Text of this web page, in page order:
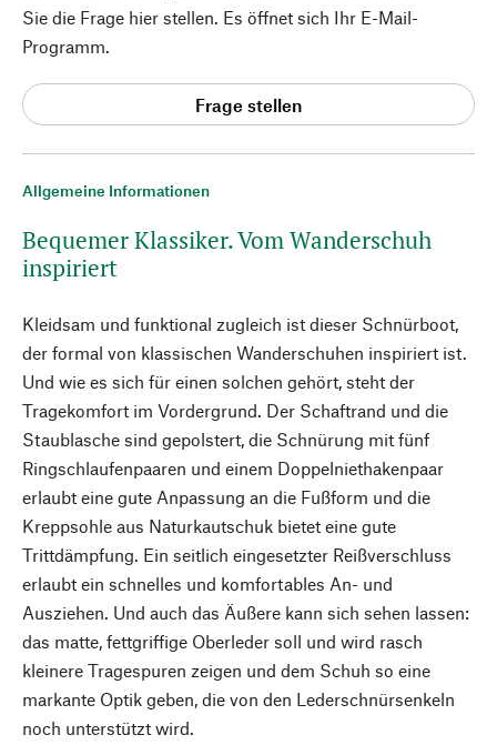
Allgemeine Informationen
Bequemer Klassiker. Vom Wanderschuh
inspiriert
Kleidsam und funktional zugleich ist dieser Schnürboot,
der formal von klassischen Wanderschuhen inspiriert ist.
Und wie es sich für einen solchen gehört, steht der
Tragekomfort im Vordergrund. Der Schaftrand und die
Staublasche sind gepolstert, die Schnürung mit fünf
Ringschlaufenpaaren und einem Doppelniethakenpaar
erlaubt eine gute Anpassung an die Fußform und die
Kreppsohle aus Naturkautschuk bietet eine gute
Trittdämpfung. Ein seitlich eingesetzter Reißverschluss
erlaubt ein schnelles und komfortables An- und
Ausziehen. Und auch das Äußere kann sich sehen lassen:
das matte, fettgriffige Oberleder soll und wird rasch
kleinere Tragespuren zeigen und dem Schuh so eine
markante Optik geben, die von den Lederschnürsenkeln
noch unterstützt wird.
Sie die Frage hier stellen. Es öffnet sich Ihr E-Mail-
Programm.
Frage stellen